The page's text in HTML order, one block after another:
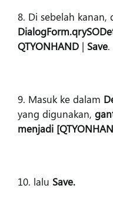
8. Di sebelah
QTYONHAND | Save.
9. Masuk ke dalam
yang digunakan,
menjadi
10. lalu Save.